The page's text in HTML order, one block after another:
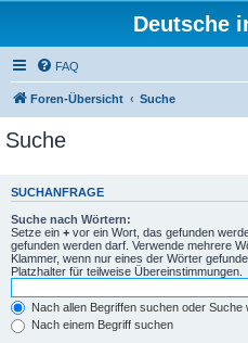
Deutsche
FAQ
Foren-Übersicht Suche
Suche
SUCHANFRAGE
Suche nach Wörtern:
Setze ein + vor ein Wort, das gefunden
gefunden werden darf. Verwende mehrere
Klammer, wenn nur eines der Wörter
Platzhalter für teilweise Übereinstimmungen.
Nach allen Begriffen suchen oder Suche
Nach einem Begriff suchen